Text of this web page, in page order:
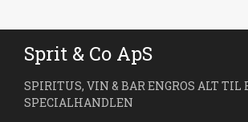
Sprit & Co ApS
SPIRITUS, VIN & BAR ENGROS ALT TIL
SPECIALHANDLEN